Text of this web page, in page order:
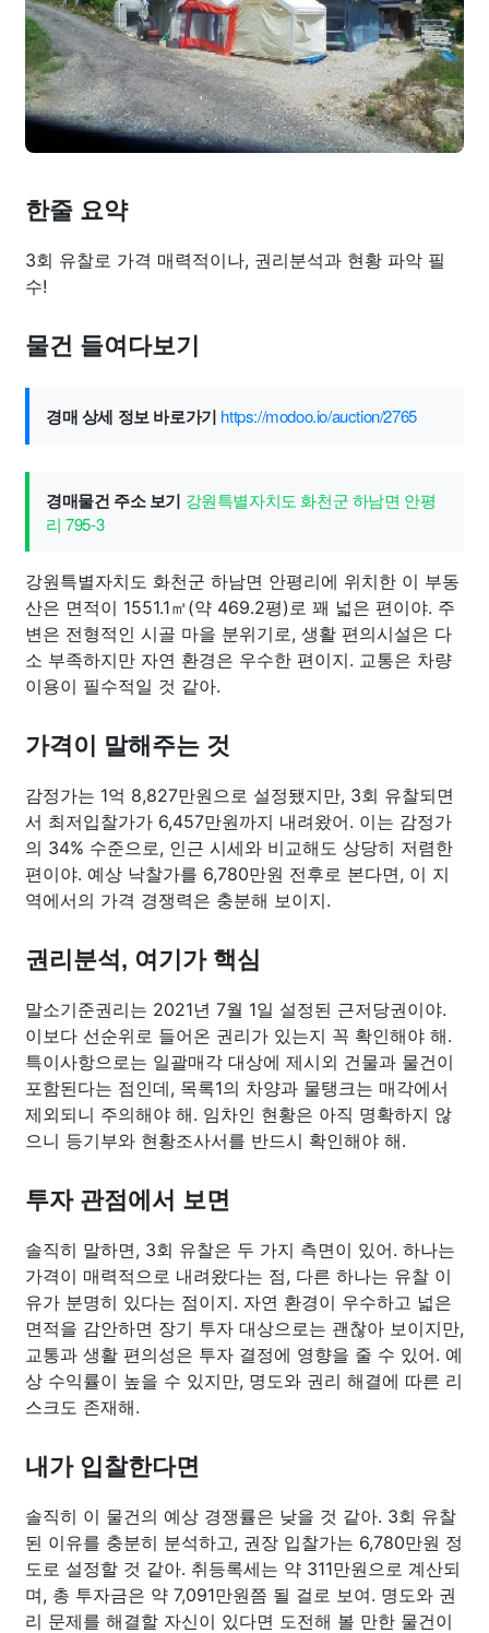
한줄 요약
3회 유찰로 가격 매력적이나, 권리분석과 현황 파악 필
수!
물건 들여다보기
경매 상세 정보 바로가기 https://modoo.io/auction/2765
경매물건 주소 보기 강원특별자치도 화천군 하남면 안평
리 795-3
강원특별자치도 화천군 하남면 안평리에 위치한 이 부동
산은 면적이 1551.1㎡(약 469.2평)로 꽤 넓은 편이야. 주
변은 전형적인 시골 마을 분위기로, 생활 편의시설은 다
소 부족하지만 자연 환경은 우수한 편이지. 교통은 차량
이용이 필수적일 것 같아.
가격이 말해주는 것
감정가는 1억 8,827만원으로 설정됐지만, 3회 유찰되면
서 최저입찰가가 6,457만원까지 내려왔어. 이는 감정가
의 34% 수준으로, 인근 시세와 비교해도 상당히 저렴한
편이야. 예상 낙찰가를 6,780만원 전후로 본다면, 이 지
역에서의 가격 경쟁력은 충분해 보이지.
권리분석, 여기가 핵심
말소기준권리는 2021년 7월 1일 설정된 근저당권이야.
이보다 선순위로 들어온 권리가 있는지 꼭 확인해야 해.
특이사항으로는 일괄매각 대상에 제시외 건물과 물건이
포함된다는 점인데, 목록1의 차양과 물탱크는 매각에서
제외되니 주의해야 해. 임차인 현황은 아직 명확하지 않
으니 등기부와 현황조사서를 반드시 확인해야 해.
투자 관점에서 보면
솔직히 말하면, 3회 유찰은 두 가지 측면이 있어. 하나는
가격이 매력적으로 내려왔다는 점, 다른 하나는 유찰 이
유가 분명히 있다는 점이지. 자연 환경이 우수하고 넓은
면적을 감안하면 장기 투자 대상으로는 괜찮아 보이지만,
교통과 생활 편의성은 투자 결정에 영향을 줄 수 있어. 예
상 수익률이 높을 수 있지만, 명도와 권리 해결에 따른 리
스크도 존재해.
내가 입찰한다면
솔직히 이 물건의 예상 경쟁률은 낮을 것 같아. 3회 유찰
된 이유를 충분히 분석하고, 권장 입찰가는 6,780만원 정
도로 설정할 것 같아. 취등록세는 약 311만원으로 계산되
며, 총 투자금은 약 7,091만원쯤 될 걸로 보여. 명도와 권
리 문제를 해결할 자신이 있다면 도전해 볼 만한 물건이